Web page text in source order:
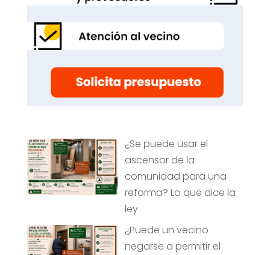
¿Se puede usar el
ascensor de la
comunidad para una
reforma? Lo que dice la
ley
¿Puede un vecino
negarse a permitir el